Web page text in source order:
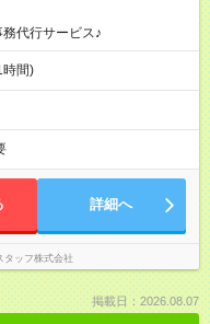
務代行サービス♪
間)
詳細へ
タッフ株式会社
掲載日：2026.08.07